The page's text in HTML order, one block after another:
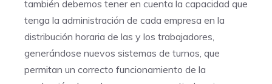
también debemos tener en cuenta la capacidad que
tenga la administración de cada empresa en la
distribución horaria de las y los trabajadores,
generándose nuevos sistemas de turnos, que
permitan un correcto funcionamiento de la